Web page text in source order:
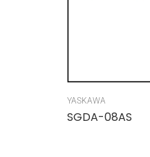
YASKAWA
SGDA-08AS